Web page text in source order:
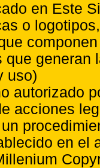
en Este
o
uso)
autorizado
acciones
en el